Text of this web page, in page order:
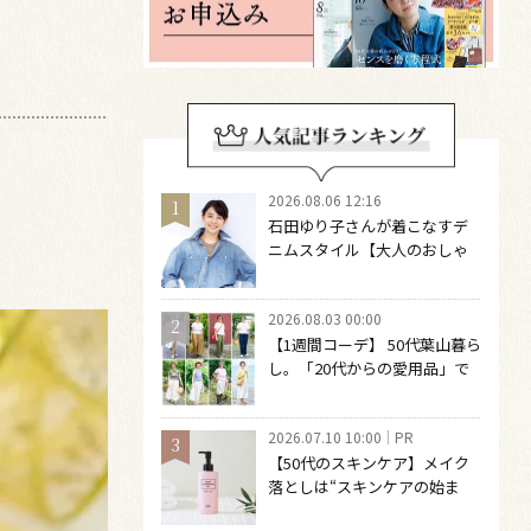
2026.08.06 12:16
石田ゆり子さんが着こなすデ
ニムスタイル【大人のおしゃ
どファッションは自由になる
2026.08.03 00:00
【1週間コーデ】 50代葉山暮ら
し。「20代からの愛用品」で
～ 桐野恵美さん #022 Emi
Kirino～
2026.07.10 10:00 PR
【50代のスキンケア】メイク
落としは“スキンケアの始ま